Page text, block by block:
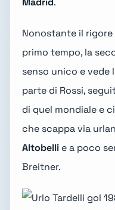
Nonostante il
primo tempo, la
senso unico e vede
parte di Rossi,
di quel mondiale e
che scappa via
Altobelli e a poco
Breitner.